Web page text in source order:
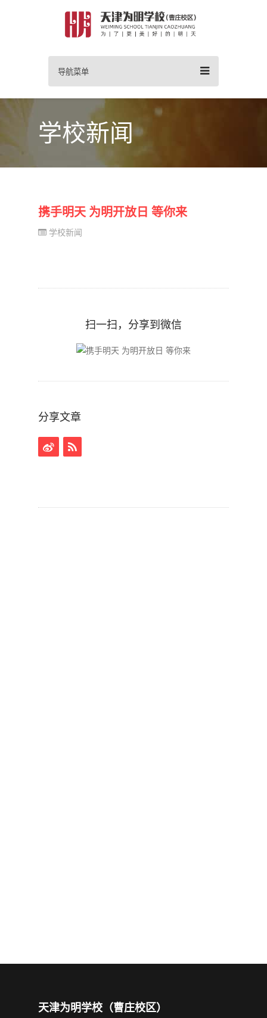
导航菜单
学校新闻
携手明天 为明开放日 等你来
学校新闻
扫一扫，分享到微信
分享文章
天津为明学校（曹庄校区）